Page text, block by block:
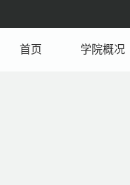
首页 学院概况